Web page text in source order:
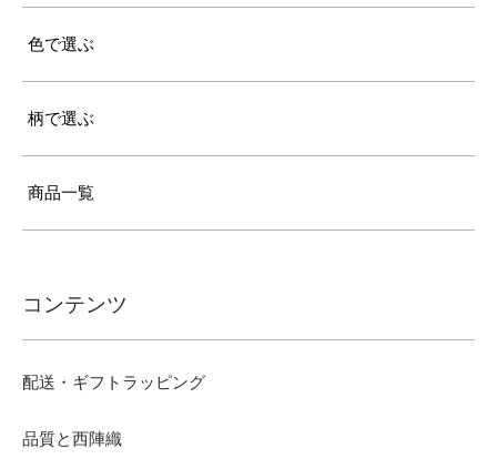
色で選ぶ
柄で選ぶ
商品一覧
コンテンツ
配送・ギフトラッピング
品質と西陣織